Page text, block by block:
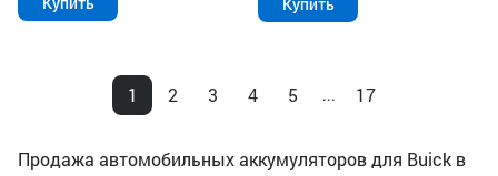
Купить
1 2 3 4 5 ... 17
Продажа автомобильных аккумуляторов для Buick в